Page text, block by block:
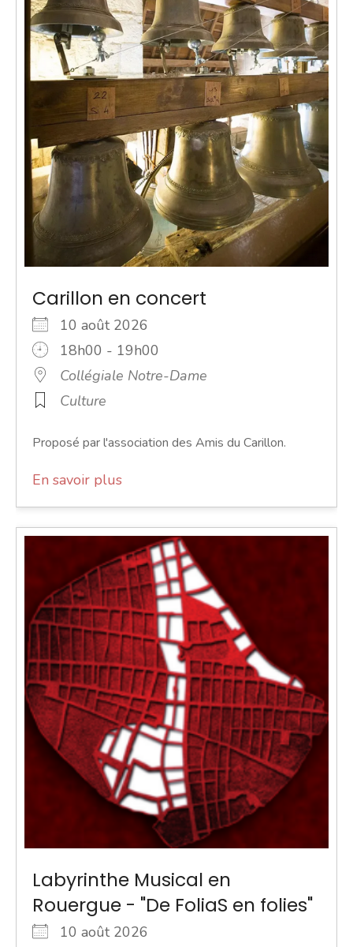
Carillon en concert
10 août 2026
18h00 - 19h00
Collégiale Notre-Dame
Culture
Proposé par l'association des Amis du Carillon.
En savoir plus
Labyrinthe Musical en
Rouergue - "De FoliaS en folies"
10 août 2026